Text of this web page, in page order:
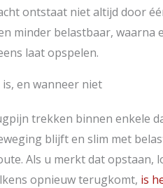
ontstaat niet altijd door
minder belastbaar, waarna
laat opspelen.
en wanneer niet
trekken binnen enkele
blijft en slim met
Als u merkt dat opstaan,
opnieuw terugkomt, is